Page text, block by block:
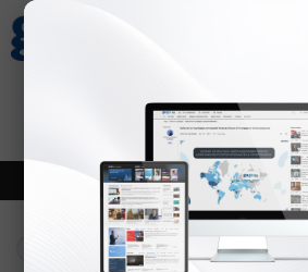
Зурхай
8.10
Онцлох Шинэ